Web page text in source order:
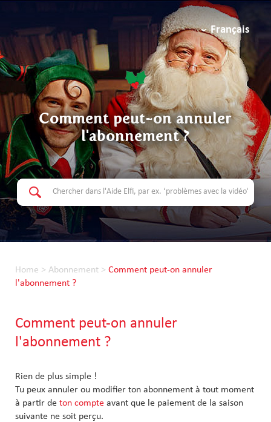
Français
Comment peut-on annuler
l'abonnement ?
Home > Abonnement > Comment peut-on annuler
l'abonnement ?
Comment peut-on annuler
l'abonnement ?
Rien de plus simple !
Tu peux annuler ou modifier ton abonnement à tout moment
à partir de ton compte avant que le paiement de la saison
suivante ne soit perçu.